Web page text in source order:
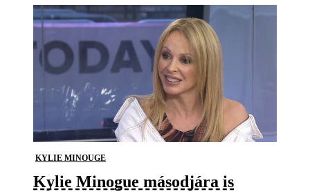
KYLIE MINOUGE
Kylie Minogue másodjára is